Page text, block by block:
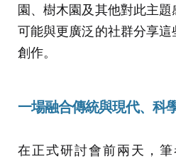
園、樹木園及其他對此主
可能與更廣泛的社群分享
創作。
一場融合傳統與現代、科
在正式研討會前兩天，